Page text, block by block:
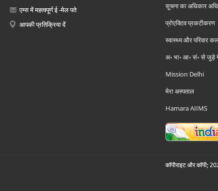
एम्स में महत्वपूर्ण ई -मेल पते
आपकी प्रतिक्रिया दें
सूचना का अधिकार
प्रोएक्टिव प्रकटीकरण
स्वास्थ्य और परिवार
अ॰ भा॰ आ॰ सं॰ से जुड़े
Mission Delhi
मेरा अस्पताल
Hamara AIIMS
कॉपीराइट और कॉपी;